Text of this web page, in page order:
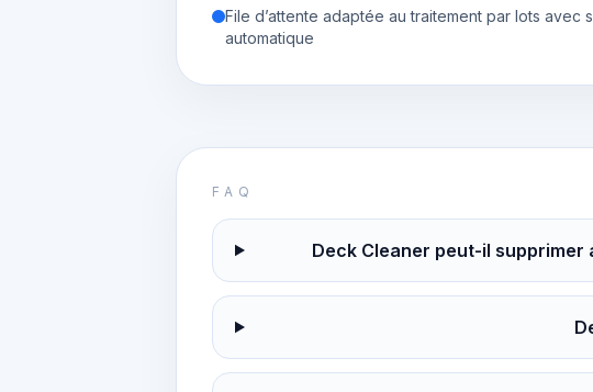
File d’attente adaptée au traitement par lots avec
automatique
FAQ
Deck Cleaner peut-il supprimer